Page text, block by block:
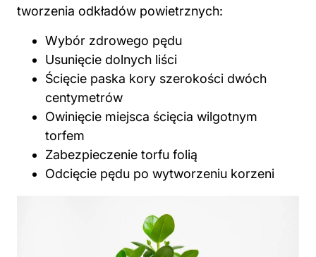
tworzenia odkładów powietrznych:
Wybór zdrowego pędu
Usunięcie dolnych liści
Ścięcie paska kory szerokości dwóch
centymetrów
Owinięcie miejsca ścięcia wilgotnym
torfem
Zabezpieczenie torfu folią
Odcięcie pędu po wytworzeniu korzeni